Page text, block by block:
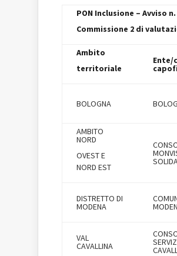
PON Inclusione – Avviso n.
Commissione 2 di
Ambito
territoriale
Ente/
BOLOGNA
AMBITO
NORD
OVEST E
NORD EST
DISTRETTO DI
MODENA
VAL
CAVALLINA